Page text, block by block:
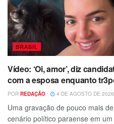
BRASIL
Vídeo: ‘Oi, amor’, diz
com a esposa enquanto
POR REDAÇÃO 4 DE AGOSTO DE 2026
Uma gravação de pouco mais
cenário político paraense em